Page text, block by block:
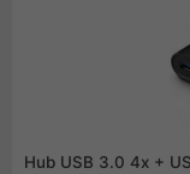
Hub USB 3.0 4x +